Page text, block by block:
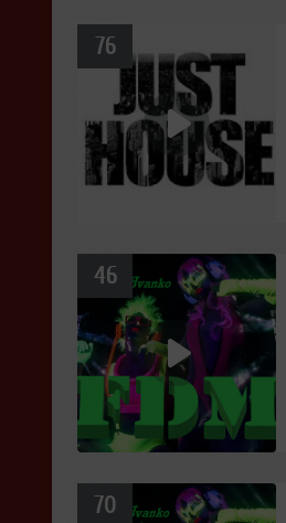
76
46
70